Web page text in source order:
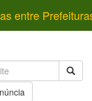
entre